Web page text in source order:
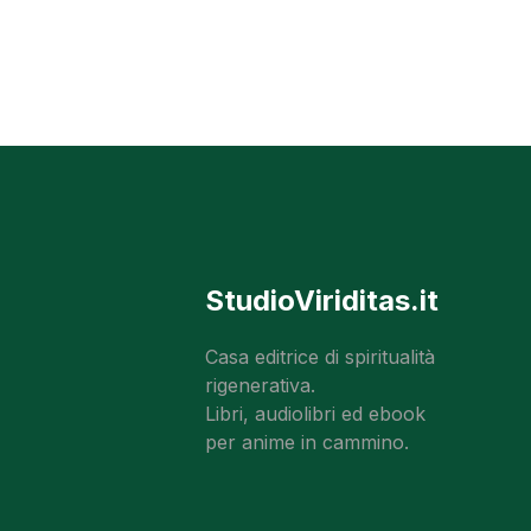
StudioViriditas.it
Casa editrice di spiritualità
rigenerativa.
Libri, audiolibri ed ebook
per anime in cammino.